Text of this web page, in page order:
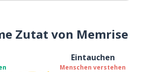
Zutat von Memrise
Eintauchen
Menschen verstehen